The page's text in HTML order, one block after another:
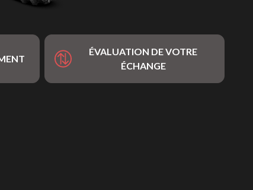
ÉVALUATION DE VOTRE
ÉCHANGE